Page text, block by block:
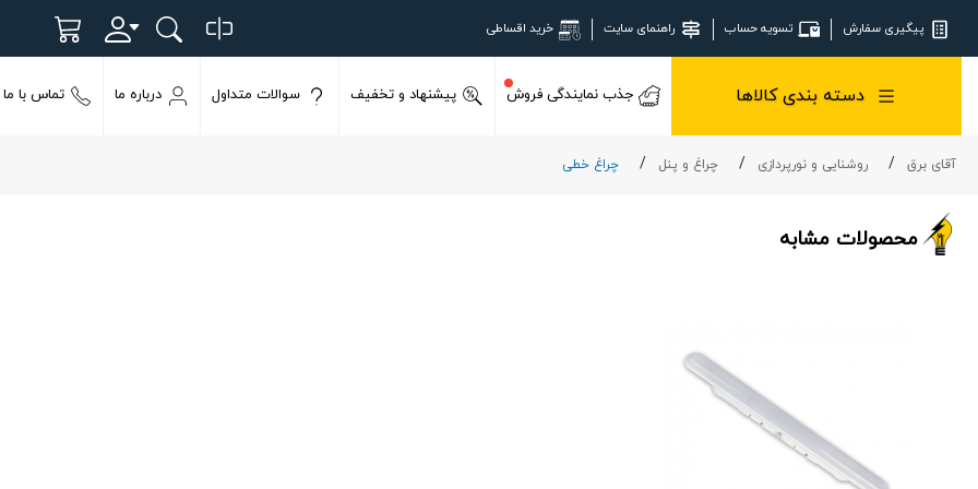
پیگیری سفارش تسویه حساب راهنمای سایت خرید اقساطی
دسته بندی کالاها جذب نمایندگی فروش پیشنهاد و تخفیف سوالات متداول درباره ما تماس با ما
آقای برق روشنایی و نورپردازی چراغ و پنل چراغ خطی
محصولات مشابه